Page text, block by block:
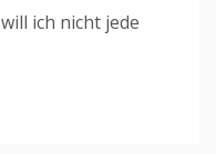
ich nicht jede